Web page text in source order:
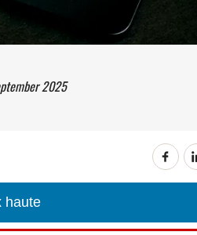
2025
haute